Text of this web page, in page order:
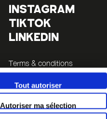
Tout autoriser
Autoriser ma sélection
INSTAGRAM
TIKTOK
LINKEDIN
Terms & conditions
Legals